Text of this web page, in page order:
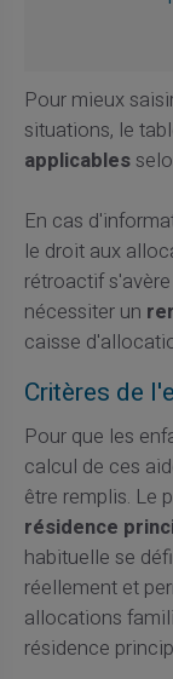
Pour mieux
situations, le
applicables
En cas
le droit aux
rétroactif
nécessiter un
caisse
Critères de
Pour que les
calcul de ces
être remplis. Le
résidence
habituelle se
réellement et
allocations
résidence